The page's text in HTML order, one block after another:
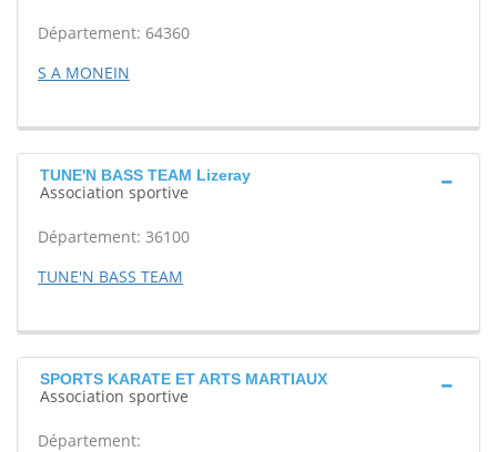
Département: 64360
S A MONEIN
TUNE'N BASS TEAM Lizeray
Association sportive
Département: 36100
TUNE'N BASS TEAM
SPORTS KARATE ET ARTS MARTIAUX
Association sportive
Département: